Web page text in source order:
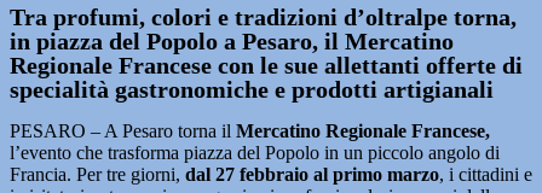
Tra profumi, colori e tradizioni d’oltralpe torna,
in piazza del Popolo a Pesaro, il Mercatino
Regionale Francese con le sue allettanti offerte di
specialità gastronomiche e prodotti artigianali
PESARO – A Pesaro torna il Mercatino Regionale Francese,
l’evento che trasforma piazza del Popolo in un piccolo angolo di
Francia. Per tre giorni, dal 27 febbraio al primo marzo, i cittadini e